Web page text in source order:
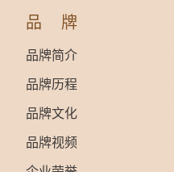
品牌
品牌简介
品牌历程
品牌文化
品牌视频